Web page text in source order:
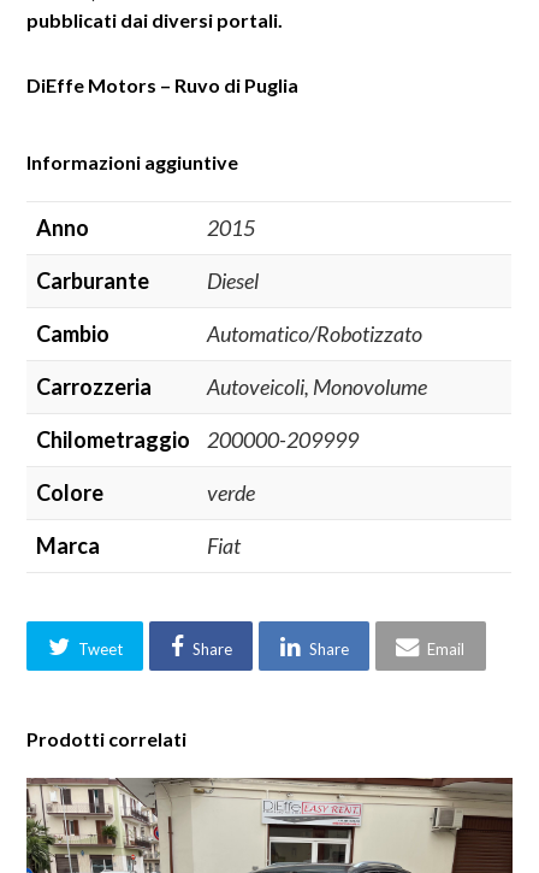
pubblicati dai diversi portali.
DiEffe Motors – Ruvo di Puglia
Informazioni aggiuntive
Anno
2015
Carburante
Diesel
Cambio
Automatico/Robotizzato
Carrozzeria
Autoveicoli, Monovolume
Chilometraggio
200000-209999
Colore
verde
Marca
Fiat
Tweet Share Share Email
Prodotti correlati